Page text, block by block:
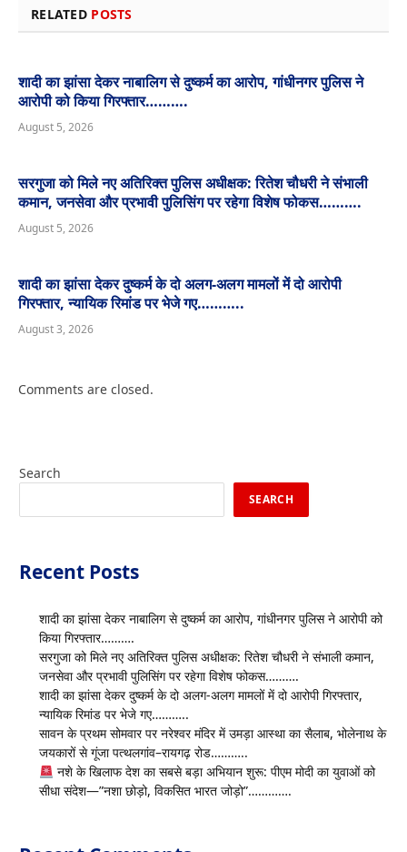
RELATED POSTS
शादी का झांसा देकर नाबालिग से दुष्कर्म का आरोप, गांधीनगर पुलिस ने
आरोपी को किया गिरफ्तार……….
August 5, 2026
सरगुजा को मिले नए अतिरिक्त पुलिस अधीक्षक: रितेश चौधरी ने संभाली
कमान, जनसेवा और प्रभावी पुलिसिंग पर रहेगा विशेष फोकस……….
August 5, 2026
शादी का झांसा देकर दुष्कर्म के दो अलग-अलग मामलों में दो आरोपी
गिरफ्तार, न्यायिक रिमांड पर भेजे गए………..
August 3, 2026
Comments are closed.
Search
SEARCH
Recent Posts
शादी का झांसा देकर नाबालिग से दुष्कर्म का आरोप, गांधीनगर पुलिस ने आरोपी को
किया गिरफ्तार……….
सरगुजा को मिले नए अतिरिक्त पुलिस अधीक्षक: रितेश चौधरी ने संभाली कमान,
जनसेवा और प्रभावी पुलिसिंग पर रहेगा विशेष फोकस……….
शादी का झांसा देकर दुष्कर्म के दो अलग-अलग मामलों में दो आरोपी गिरफ्तार,
न्यायिक रिमांड पर भेजे गए………..
सावन के प्रथम सोमवार पर नरेश्वर मंदिर में उमड़ा आस्था का सैलाब, भोलेनाथ के
जयकारों से गूंजा पत्थलगांव–रायगढ़ रोड………..
नशे के खिलाफ देश का सबसे बड़ा अभियान शुरू: पीएम मोदी का युवाओं को
सीधा संदेश—”नशा छोड़ो, विकसित भारत जोड़ो”………….